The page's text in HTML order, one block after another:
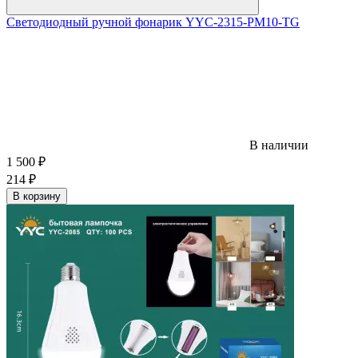
Светодиодный ручной фонарик YYC-2315-PM10-TG
В наличии
1 500 ₽
214 ₽
В корзину